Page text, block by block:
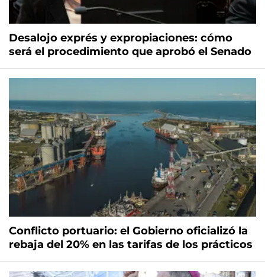
Desalojo exprés y expropiaciones: cómo
será el procedimiento que aprobó el Senado
Conflicto portuario: el Gobierno oficializó la
rebaja del 20% en las tarifas de los prácticos